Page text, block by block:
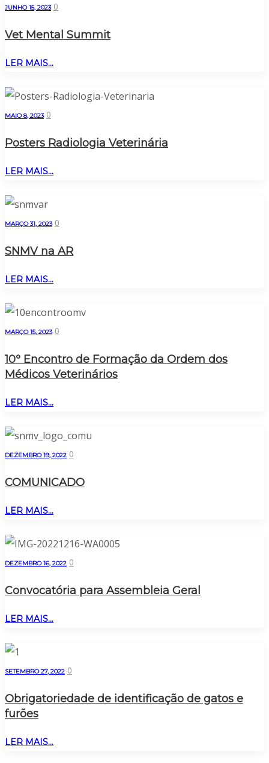
JUNHO 15, 2023 0
Vet Mental Summit
LER MAIS...
MAIO 8, 2023 0
Posters Radiologia Veterinária
LER MAIS...
MARÇO 31, 2023 0
SNMV na AR
LER MAIS...
MARÇO 15, 2023 0
10º Encontro de Formação da Ordem dos
Médicos Veterinários
LER MAIS...
DEZEMBRO 19, 2022 0
COMUNICADO
LER MAIS...
DEZEMBRO 16, 2022 0
Convocatória para Assembleia Geral
LER MAIS...
SETEMBRO 27, 2022 0
Obrigatoriedade de identificação de gatos e
furões
LER MAIS...